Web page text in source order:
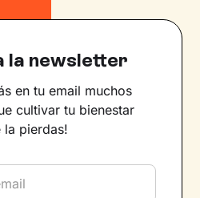
la newsletter
en tu email muchos
cultivar tu bienestar
la pierdas!